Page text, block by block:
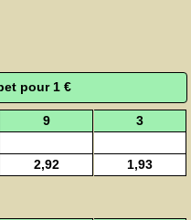
pour 1 €
9
3
2,92 1,93